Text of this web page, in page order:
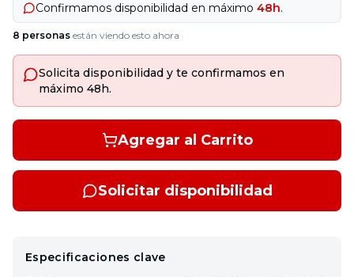
Confirmamos disponibilidad en máximo 48h.
8 personas están viendo esto ahora
Solicita disponibilidad y te confirmamos en
máximo 48h.
Agregar al Carrito
Solicitar disponibilidad
Especificaciones clave